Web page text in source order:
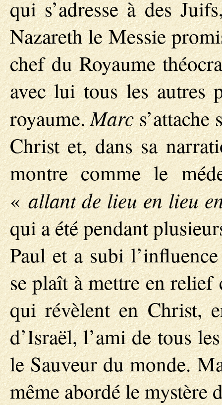
qui s’adresse à des
Nazareth le Messie
chef du Royaume
avec lui tous les autres
royaume.Marcs’attache
Christ et, dans sa
montre comme le
«allant de lieu en lieu
qui a été pendant
Paul et a subi
se plaît à mettre en relief
qui révèlent en Christ,
d’Israël, l’ami de tous
le Sauveur du monde.
même abordé le mystère